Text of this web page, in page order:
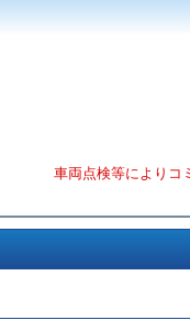
車両点検等によりコ